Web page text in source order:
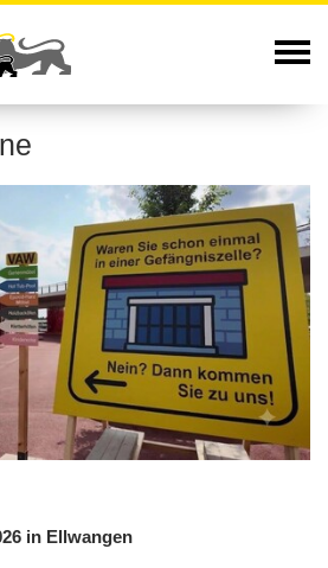
in Ellwangen